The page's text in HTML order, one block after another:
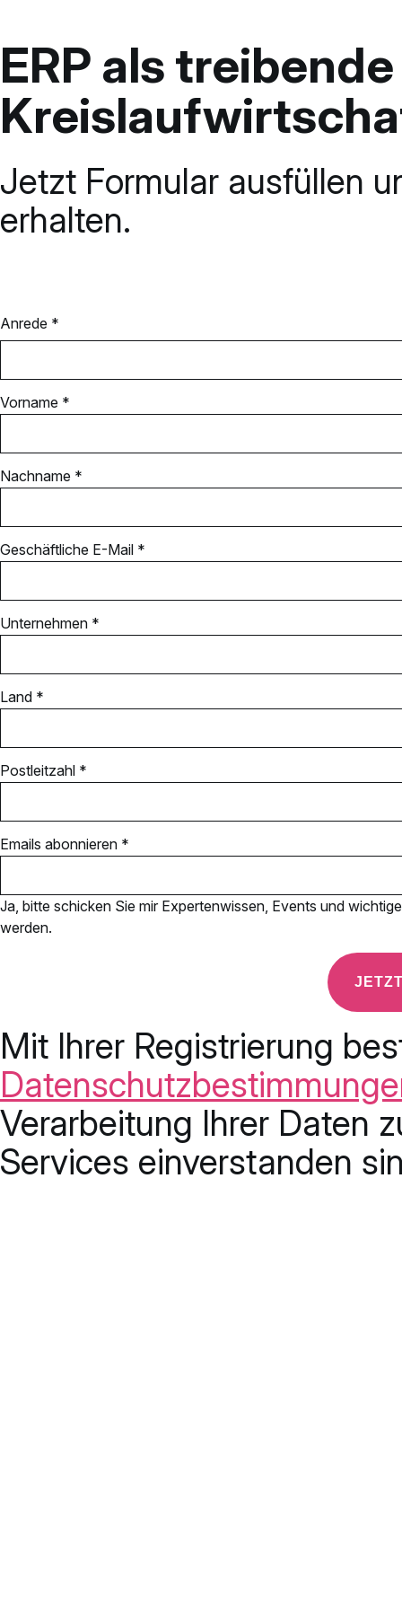
ERP als
Jetzt Formular ausfüllen
erhalten.
Anrede *
Vorname *
Nachname *
Geschäftliche E-Mail *
Unternehmen *
Land *
Postleitzahl *
Emails abonnieren *
Ja, bitte schicken Sie mir Expertenwissen, Events und
werden.
Mit Ihrer Registrierung
Verarbeitung Ihrer Daten
Services einverstanden